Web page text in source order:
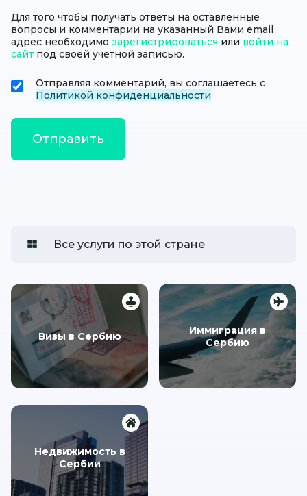
Для того чтобы получать ответы на оставленные
вопросы и комментарии на указанный Вами email
адрес необходимо зарегистрироваться или войти на
сайт под своей учетной записью.
Отправляя комментарий, вы соглашаетесь с
Политикой конфиденциальности
Все услуги по этой стране
Визы в Сербию
Иммиграция в
Сербию
Недвижимость в
Сербии